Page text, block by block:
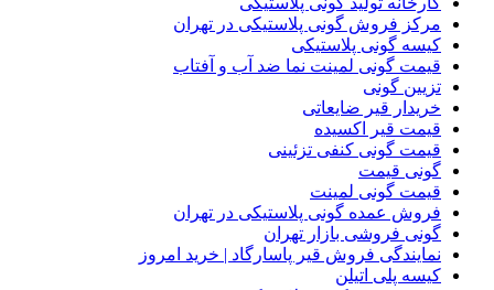
مرکز فروش گونی پلاستیکی در تهران
کیسه گونی پلاستیکی
قیمت گونی لمینت نما ضد آب و آفتاب
تزیین گونی
خریدار قیر ضایعاتی
قیمت قیر اکسیده
قیمت گونی کنفی تزئینی
گونی قیمت
قیمت گونی لمینت
فروش عمده گونی پلاستیکی در تهران
گونی فروشی بازار تهران
نمایندگی فروش قیر پاسارگاد | خرید امروز
کیسه پلی اتیلن